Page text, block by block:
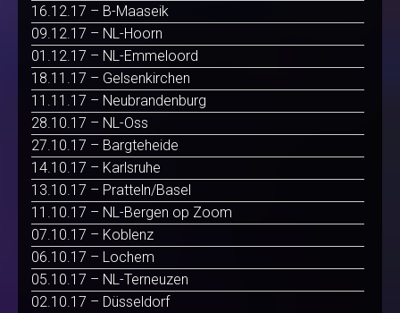
16.12.17 – B-Maaseik
09.12.17 – NL-Hoorn
01.12.17 – NL-Emmeloord
18.11.17 – Gelsenkirchen
11.11.17 – Neubrandenburg
28.10.17 – NL-Oss
27.10.17 – Bargteheide
14.10.17 – Karlsruhe
13.10.17 – Pratteln/Basel
11.10.17 – NL-Bergen op Zoom
07.10.17 – Koblenz
06.10.17 – Lochem
05.10.17 – NL-Terneuzen
02.10.17 – Düsseldorf